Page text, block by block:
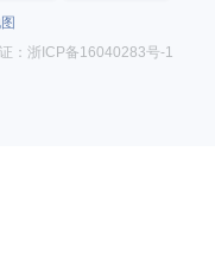
：浙ICP备16040283号-1